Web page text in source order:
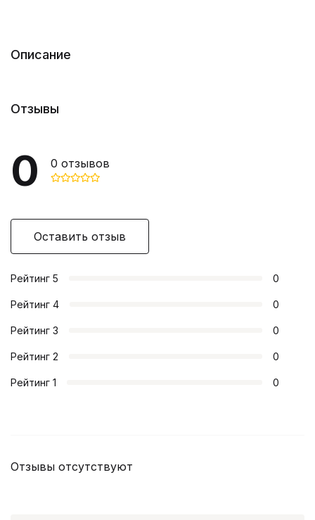
Описание
Отзывы
0 0 отзывов
Оставить отзыв
Рейтинг 5 0
Рейтинг 4 0
Рейтинг 3 0
Рейтинг 2 0
Рейтинг 1 0
Отзывы отсутствуют